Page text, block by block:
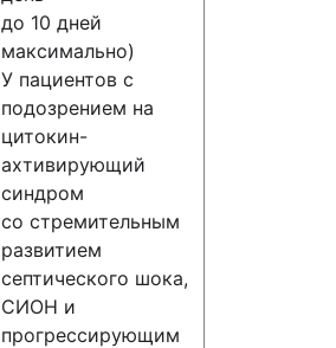
до 10 дней
максимально)
У пациентов с
подозрением на
цитокин-
ахтивирующий
синдром
со стремительным
развитием
септического шока,
СИОН и
прогрессирующим